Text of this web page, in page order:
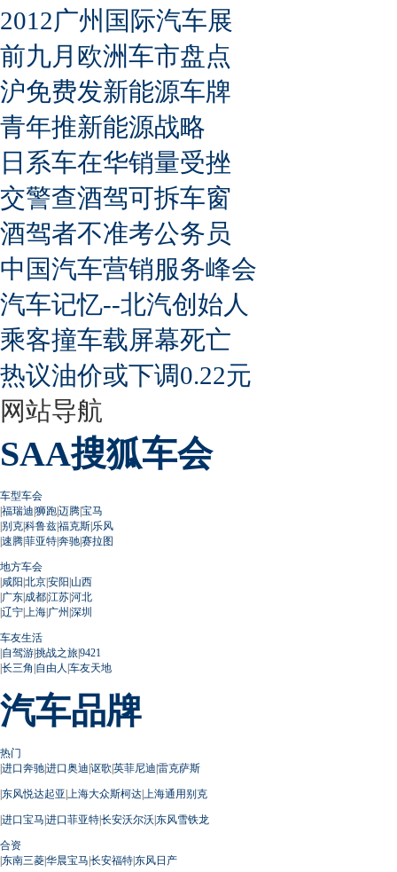
2012广州国际汽车展
前九月欧洲车市盘点
沪免费发新能源车牌
青年推新能源战略
日系车在华销量受挫
交警查酒驾可拆车窗
酒驾者不准考公务员
中国汽车营销服务峰会
汽车记忆--北汽创始人
乘客撞车载屏幕死亡
热议油价或下调0.22元
网站导航
SAA搜狐车会
车型车会
|福瑞迪|狮跑|迈腾|宝马
|别克|科鲁兹|福克斯|乐风
|速腾|菲亚特|奔驰|赛拉图
地方车会
|咸阳|北京|安阳|山西
|广东|成都|江苏|河北
|辽宁| 上海|广州 |深圳
车友生活
|自驾游|挑战之旅|9421
|长三角 |自由人 |车友天地
汽车品牌
热门
|进口奔驰|进口奥迪|讴歌|英菲尼迪|雷克萨斯
|东风悦达起亚| 上海大众斯柯达| 上海通用别克
|进口宝马|进口菲亚特|长安沃尔沃|东风雪铁龙
合资
|东南三菱|华晨宝马|长安福特|东风日产